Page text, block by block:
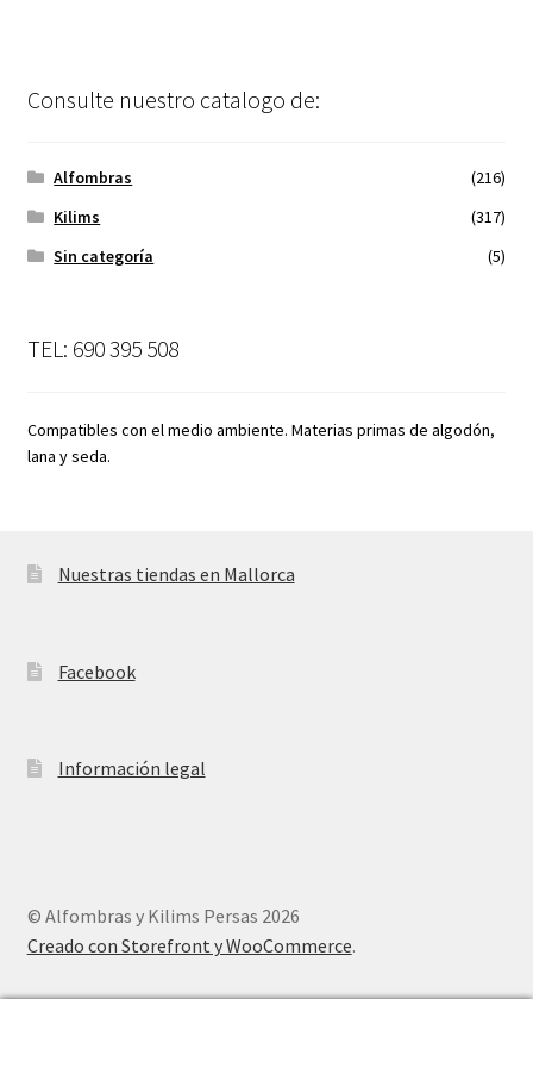
Consulte nuestro catalogo de:
Alfombras
(216)
Kilims
(317)
Sin categoría
(5)
TEL: 690 395 508
Compatibles con el medio ambiente. Materias primas de algodón,
lana y seda.
Nuestras tiendas en Mallorca
Facebook
Información legal
© Alfombras y Kilims Persas 2026
Creado con Storefront y WooCommerce.